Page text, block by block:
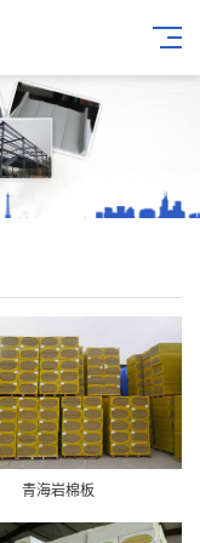
青海岩棉板